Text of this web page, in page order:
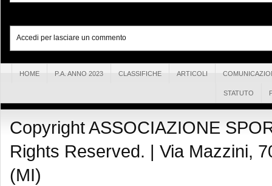
Accedi per lasciare un commento
HOME P.A. ANNO 2023 CLASSIFICHE ARTICOLI
STATUTO
Copyright ASSOCIAZIONE
Rights Reserved. | Via Mazzini,
(MI)